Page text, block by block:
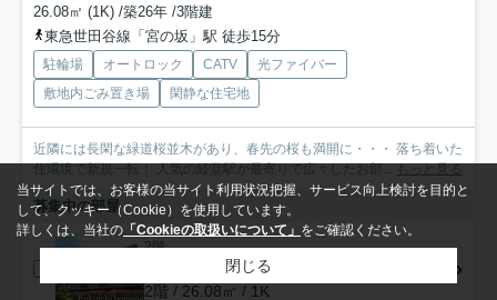
26.08㎡ (1K) /築26年 /3階建
東急世田谷線「宮の坂」駅 徒歩15分
駐輪場 オートロック CATV
光ファイバー
敷地内ごみ置き場
閑静な住宅地
近隣には長閑な緑道桜並木があり、春先の桜も満開に・・・ 落ち着いた
住環境で新規一転！ 人気の経堂駅が最寄りで広々したお部...もっと見る
募集中の部屋
2階
2階 / 26.08㎡ / 1K
当サイトでは、お客様の当サイト利用状況把握、サービス向上検討を目的と
して、クッキー（Cookie）を使用しています。
詳しくは、当社の 「Cookieの取扱いについて」 をご確認ください。
閉じる